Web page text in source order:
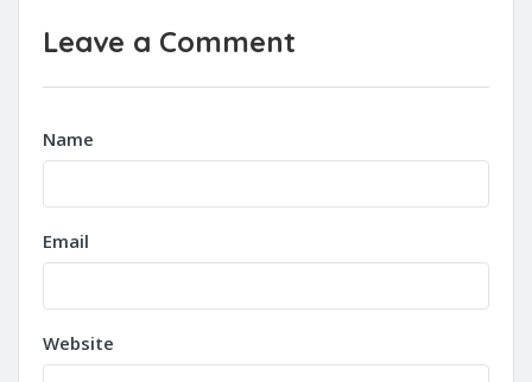
Leave a Comment
Name
Email
Website